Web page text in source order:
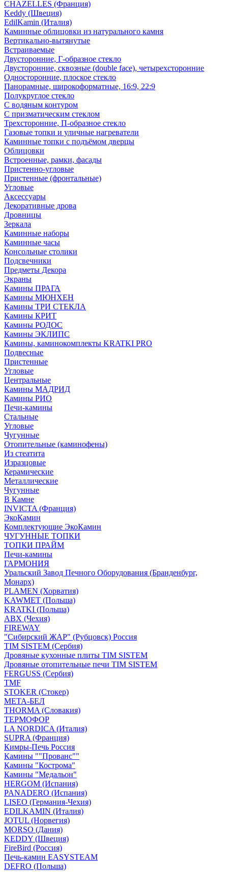
CHAZELLES (Франция)
Keddy (Швеция)
EdilKamin (Италия)
Каминные облицовки из натурального камня
Вертикально-вытянутые
Встраиваемые
Двусторонние, Г-образное стекло
Двусторонние, сквозные (double face), четырехсторонние
Односторонние, плоское стекло
Панорамные, широкоформатные, 16:9, 22:9
Полукруглое стекло
С водяным контуром
С призматическим стеклом
Трехсторонние, П-образное стекло
Газовые топки и уличные нагреватели
Каминные топки с подъёмом дверцы
Облицовки
Встроенные, рамки, фасады
Пристенно-угловые
Пристенные (фронтальные)
Угловые
Аксессуары
Декоративные дрова
Дровницы
Зеркала
Каминные наборы
Каминные часы
Консольные столики
Подсвечники
Предметы Декора
Экраны
Камины ПРАГА
Камины МЮНХЕН
Камины ТРИ СТЕКЛА
Камины КРИТ
Камины РОДОС
Камины ЭКЛИПС
Камины, каминокомплекты KRATKI PRO
Подвесные
Пристенные
Угловые
Центральные
Камины МАДРИД
Камины РИО
Печи-камины
Стальные
Угловые
Чугунные
Отопительные (каминофены)
Из стеатита
Изразцовые
Керамические
Металлические
Чугунные
В Камне
INVICTA (Франция)
ЭкоКамин
Комплектующие ЭкоКамин
ЧУГУННЫЕ ТОПКИ
ТОПКИ ПРАЙМ
Печи-камины
ГАРМОНИЯ
Уральский Завод Печного Оборудования (Бранденбург,
Монарх)
PLAMEN (Хорватия)
KAWMET (Польша)
KRATKI (Польша)
ABX (Чехия)
FIREWAY
"Сибирский ЖАР" (Рубцовск) Россия
TIM SISTEM (Сербия)
Дровяные кухонные плиты TIM SISTEM
Дровяные отопительные печи TIM SISTEM
FERGUSS (Сербия)
TMF
STOKER (Стокер)
МЕТА-БЕЛ
THORMA (Словакия)
ТЕРМОФОР
LA NORDICA (Италия)
SUPRA (Франция)
Кимры-Печь Россия
Камины ""Прованс""
Камины "Кострома"
Камины "Медальон"
HERGOM (Испания)
PANADERO (Испания)
LISEO (Германия-Чехия)
EDILKAMIN (Италия)
JOTUL (Норвегия)
MORSO (Дания)
KEDDY (Швеция)
FireBird (Россия)
Печь-камин EASYSTEAM
DEFRO (Польша)